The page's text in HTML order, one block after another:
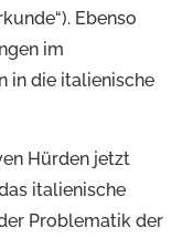
Ebenso
im
in die italienische
Hürden jetzt
italienische
Problematik der